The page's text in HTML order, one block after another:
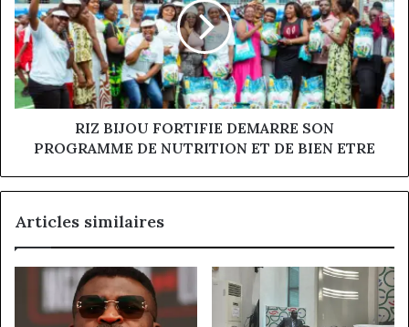
DEMARRE
SON
PROGRAMME
DE
NUTRITION
ET
BIEN
RIZ BIJOU FORTIFIE DEMARRE SON
PROGRAMME DE NUTRITION ET DE BIEN ETRE
Articles similaires